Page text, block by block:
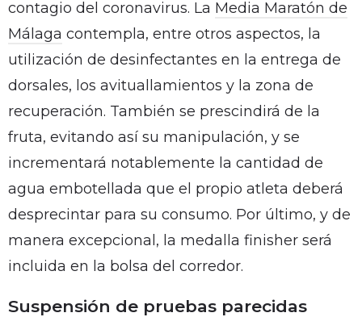
contagio del coronavirus. La Media Maratón de
Málaga contempla, entre otros aspectos, la
utilización de desinfectantes en la entrega de
dorsales, los avituallamientos y la zona de
recuperación. También se prescindirá de la
fruta, evitando así su manipulación, y se
incrementará notablemente la cantidad de
agua embotellada que el propio atleta deberá
desprecintar para su consumo. Por último, y de
manera excepcional, la medalla finisher será
incluida en la bolsa del corredor.
Suspensión de pruebas parecidas